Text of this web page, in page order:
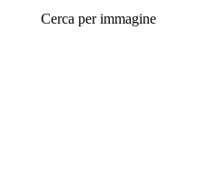
Cerca per immagine